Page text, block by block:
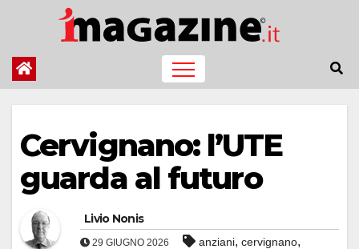
contenuto
Cervignano: l’UTE
guarda al futuro
Livio Nonis
29 GIUGNO 2026 anziani, cervignano,